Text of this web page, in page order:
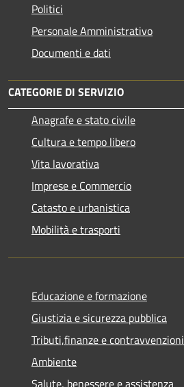
Politici
Personale Amministrativo
Documenti e dati
CATEGORIE DI SERVIZIO
Anagrafe e stato civile
Cultura e tempo libero
Vita lavorativa
Imprese e Commercio
Catasto e urbanistica
Mobilità e trasporti
Educazione e formazione
Giustizia e sicurezza pubblica
Tributi,finanze e contravvenzioni
Ambiente
Salute, benessere e assistenza